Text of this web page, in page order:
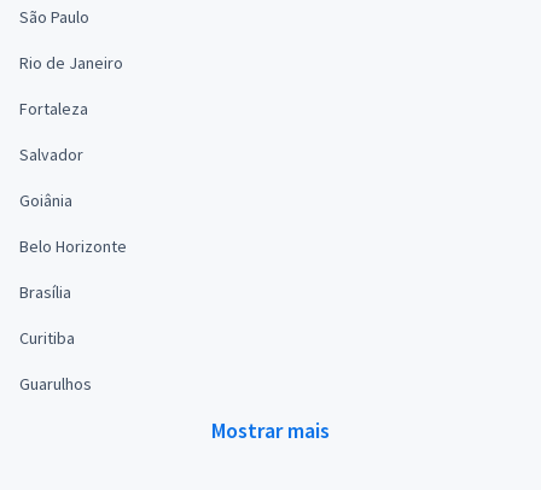
São Paulo
Rio de Janeiro
Fortaleza
Salvador
Goiânia
Belo Horizonte
Brasília
Curitiba
Guarulhos
Mostrar mais